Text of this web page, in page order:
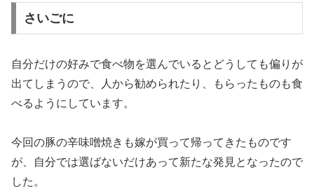
さいごに
自分だけの好みで食べ物を選んでいるとどうしても偏りが
出てしまうので、人から勧められたり、もらったものも食
べるようにしています。
今回の豚の辛味噌焼きも嫁が買って帰ってきたものです
が、自分では選ばないだけあって新たな発見となったので
した。